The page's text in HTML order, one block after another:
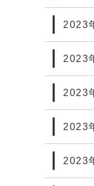
2023
2023
2023
2023
2023